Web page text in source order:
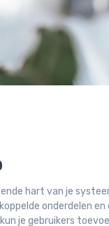
hart van je
onderdelen
je gebruikers